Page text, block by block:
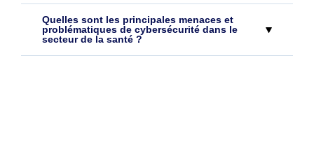
Quelles sont les principales menaces et
problématiques de cybersécurité dans le
secteur de la santé ?